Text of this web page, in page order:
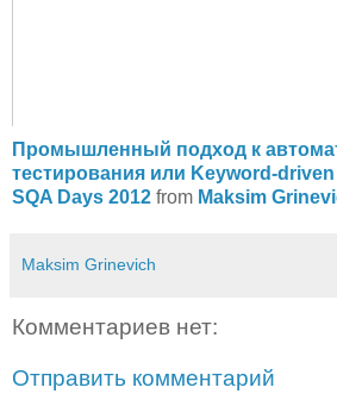
Промышленный подход к
тестирования или Keyword-
SQA Days 2012 from Maksim
Maksim Grinevich
Комментариев нет:
Отправить комментарий